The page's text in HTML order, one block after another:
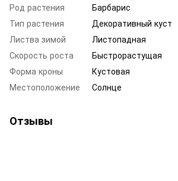
Род растения
Барбарис
Тип растения
Декоративный куст
Листва зимой
Листопадная
Скорость роста
Быстрорастущая
Форма кроны
Кустовая
Местоположение
Солнце
Отзывы